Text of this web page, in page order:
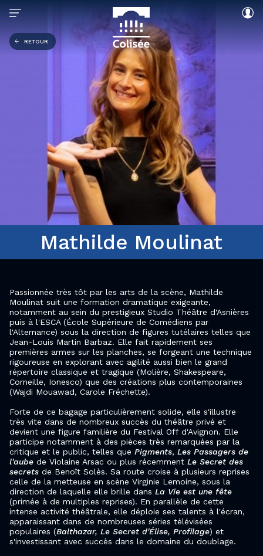
RETOUR
Mathilde Moulinat
Passionnée très tôt par les arts de la scène, Mathilde
Moulinat suit une formation dramatique exigeante,
notamment au sein du prestigieux Studio Théâtre d'Asnières
puis à l'ESCA (École Supérieure de Comédiens par
l'Alternance) sous la direction de figures tutélaires telles que
Jean-Louis Martin Barbaz. Elle fait rapidement ses
premières armes sur les planches, se forgeant une technique
rigoureuse en explorant avec agilité aussi bien le grand
répertoire classique et tragique (Molière, Shakespeare,
Corneille, Ionesco) que des créations plus contemporaines
(Wajdi Mouawad, Carole Fréchette).
Forte de ce bagage particulièrement solide, elle s'illustre
très vite dans de nombreux succès du théâtre privé et
devient une figure familière du Festival Off d'Avignon. Elle
participe notamment à des pièces très remarquées par la
critique et le public, telles que Pigments, Les Passagers de
l'aube de Violaine Arsac ou plus récemment Le Secret des
secrets de Benoît Solès. Sa route croise à plusieurs reprises
celle de la metteuse en scène Virginie Lemoine, sous la
direction de laquelle elle brille dans La Vie est une fête
(primée à de multiples reprises). En parallèle de cette
intense activité théâtrale, elle déploie ses talents à l'écran,
apparaissant dans de nombreuses séries télévisées
populaires (Balthazar, Le Secret d'Élise, Profilage) et
s'investissant avec succès dans le domaine du doublage.